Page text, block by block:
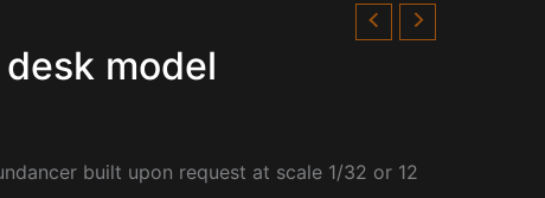
model
built upon request at scale 1/32 or 12